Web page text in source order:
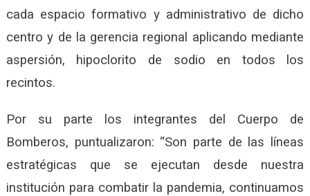
cada espacio formativo y administrativo de dicho
centro y de la gerencia regional aplicando mediante
aspersión, hipoclorito de sodio en todos los
recintos.
Por su parte los integrantes del Cuerpo de
Bomberos, puntualizaron: “Son parte de las líneas
estratégicas que se ejecutan desde nuestra
institución para combatir la pandemia, continuamos